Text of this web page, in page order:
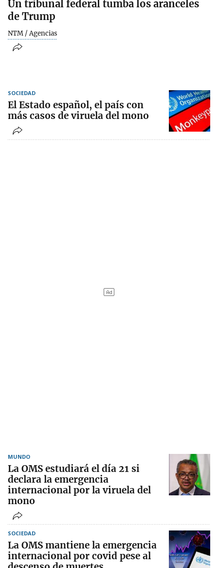
Un tribunal federal tumba los aranceles
de Trump
NTM / Agencias
SOCIEDAD
El Estado español, el país con
más casos de viruela del mono
MUNDO
La OMS estudiará el día 21 si
declara la emergencia
internacional por la viruela del
mono
SOCIEDAD
La OMS mantiene la emergencia
internacional por covid pese al